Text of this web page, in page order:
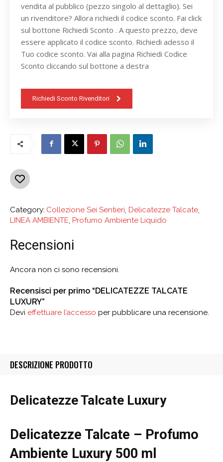
vendita al pubblico (pezzo singolo al dettaglio). Sei
un rivenditore? Allora richiedi il codice sconto. Fai click
sul bottone Richiedi Sconto . A questo prezzo, deve
essere applicato il codice sconto. Richiedi adesso il
Tuo codice sconto. Vai alla pagina Richiedi Codice
Sconto cliccando sul bottone a destra
Richiedi Sconto Rivenditori
Category: Collezione Sei Sentieri Delicatezze Talcate
LINEA AMBIENTE Profumo Ambiente Liquido
Recensioni
Ancora non ci sono recensioni.
Recensisci per primo “DELICATEZZE TALCATE
LUXURY”
Devi effettuare l’accesso per pubblicare una recensione.
DESCRIZIONE PRODOTTO
Delicatezze Talcate Luxury
Delicatezze Talcate – Profumo
Ambiente Luxury 500 ml